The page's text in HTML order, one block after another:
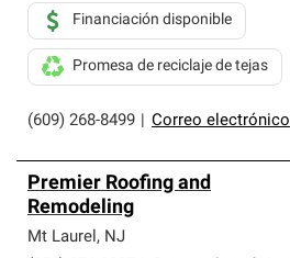
(609) 268-8499 Correo electrónico
Financiación disponible
Promesa de reciclaje de tejas
Premier Roofing and
Remodeling
Mt Laurel, NJ